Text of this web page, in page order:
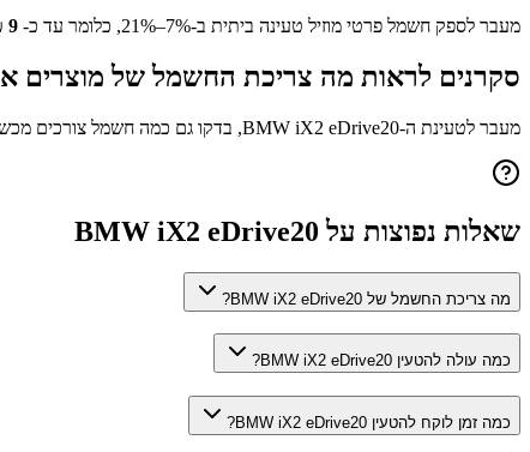
מעבר לספק חשמל פרטי מוזיל טעינה ביתית ב-7%–21%, כלומר עד כ- 9
סקרנים לראות מה צריכת החשמל של מוצרים
מעבר לטעינת ה-BMW iX2 eDrive20, בדקו גם כמה חשמל צורכים
שאלות נפוצות על BMW iX2 eDrive20
מה צריכת החשמל של BMW iX2 eDrive20?
כמה עולה להטעין BMW iX2 eDrive20?
כמה זמן לוקח להטעין BMW iX2 eDrive20?